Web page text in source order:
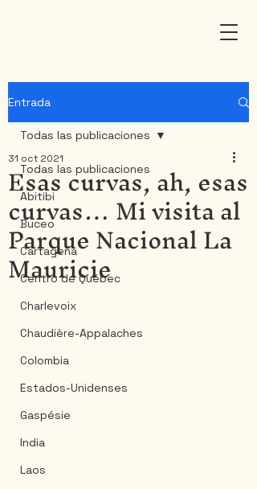
Entrada
Todas las publicaciones
Abitibi
Buceo
Cartagena
Centro de Québec
Charlevoix
Chaudière-Appalaches
Colombia
Estados-Unidenses
Gaspésie
India
Laos
Todas las publicaciones
Esas curvas, ah, esas
curvas… Mi visita al
Parque Nacional La
Mauricie
31 oct 2021